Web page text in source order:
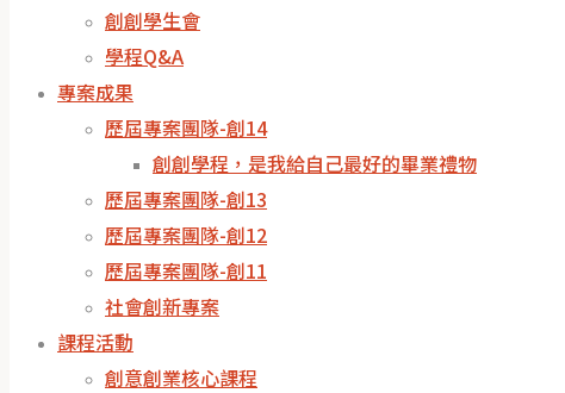
創創學生會
學程Q&A
專案成果
歷屆專案團隊-創14
創創學程，是我給自己最好的畢業禮物
歷屆專案團隊-創13
歷屆專案團隊-創12
歷屆專案團隊-創11
社會創新專案
課程活動
創意創業核心課程